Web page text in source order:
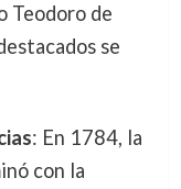
Teodoro de
se
: En 1784, la
con la